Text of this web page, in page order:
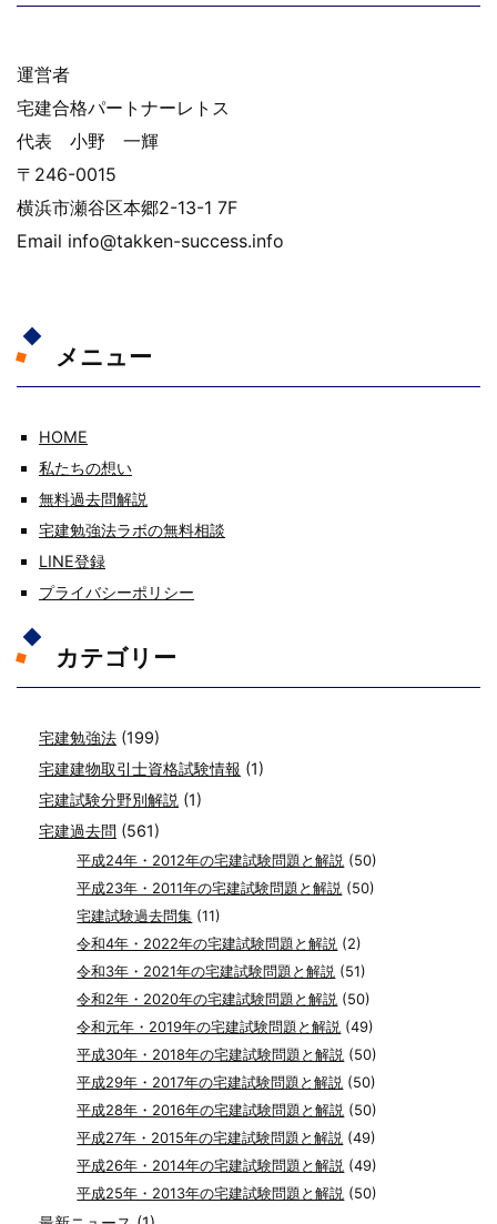
運営者
宅建合格パートナーレトス
代表 小野 一輝
〒246-0015
横浜市瀬谷区本郷2-13-1 7F
Email info@takken-success.info
メニュー
HOME
私たちの想い
無料過去問解説
宅建勉強法ラボの無料相談
LINE登録
プライバシーポリシー
カテゴリー
宅建勉強法 (199)
宅建建物取引士資格試験情報 (1)
宅建試験分野別解説 (1)
宅建過去問 (561)
平成24年・2012年の宅建試験問題と解説 (50)
平成23年・2011年の宅建試験問題と解説 (50)
宅建試験過去問集 (11)
令和4年・2022年の宅建試験問題と解説 (2)
令和3年・2021年の宅建試験問題と解説 (51)
令和2年・2020年の宅建試験問題と解説 (50)
令和元年・2019年の宅建試験問題と解説 (49)
平成30年・2018年の宅建試験問題と解説 (50)
平成29年・2017年の宅建試験問題と解説 (50)
平成28年・2016年の宅建試験問題と解説 (50)
平成27年・2015年の宅建試験問題と解説 (49)
平成26年・2014年の宅建試験問題と解説 (49)
平成25年・2013年の宅建試験問題と解説 (50)